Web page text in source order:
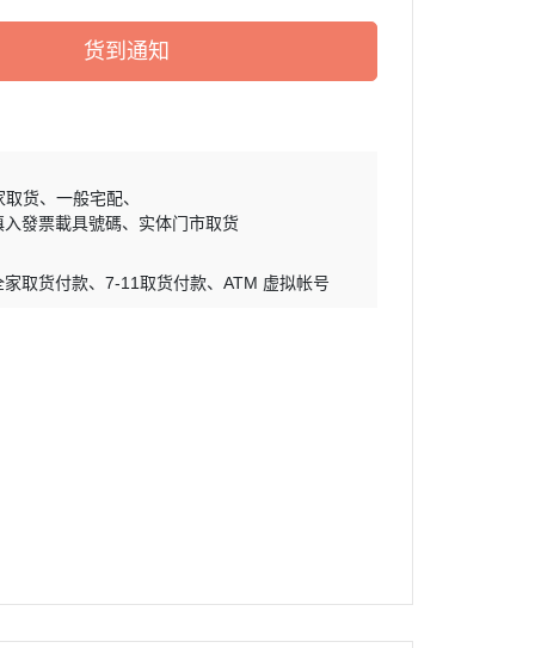
货到通知
取货
一般宅配
發票載具號碼
实体门市取货
家取货付款 7-11取货付款 ATM 虚拟帐号